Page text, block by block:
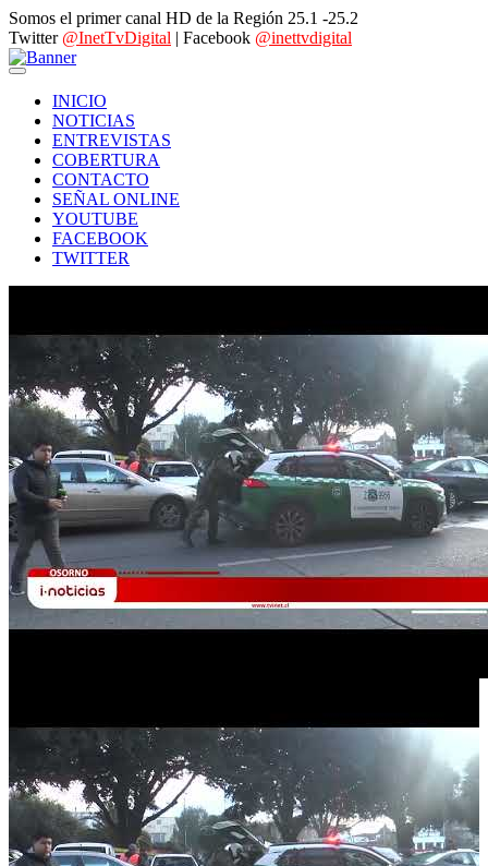
Somos el primer canal HD de la Región 25.1 -25.2
Twitter @InetTvDigital | Facebook @inettvdigital
INICIO
NOTICIAS
ENTREVISTAS
COBERTURA
CONTACTO
SEÑAL ONLINE
YOUTUBE
FACEBOOK
TWITTER